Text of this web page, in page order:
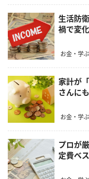
生活防
禍で変
お金・学ぶ
家計が
さんに
お金・学ぶ
プロが
定費ベ